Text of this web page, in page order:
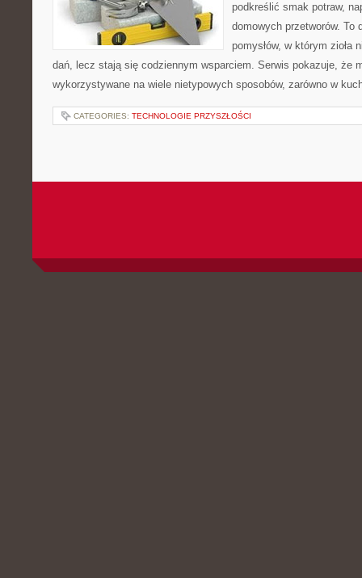
podkreślić smak potraw,
domowych przetworów. To
pomysłów, w którym zioła
dań, lecz stają się codziennym wsparciem. Serwis pokazuje, że
wykorzystywane na wiele nietypowych sposobów, zarówno w
CATEGORIES: TECHNOLOGIE PRZYSZŁOŚCI